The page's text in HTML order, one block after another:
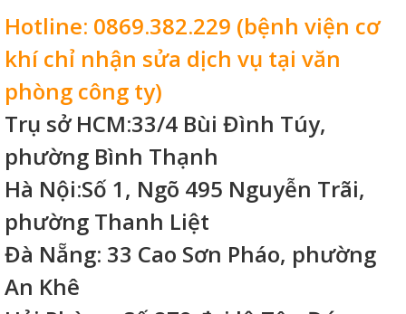
Hotline: 0869.382.229 (bệnh viện cơ
khí chỉ nhận sửa dịch vụ tại văn
phòng công ty)
Trụ sở HCM:33/4 Bùi Đình Túy,
phường Bình Thạnh
Hà Nội:Số 1, Ngõ 495 Nguyễn Trãi,
phường Thanh Liệt
Đà Nẵng: 33 Cao Sơn Pháo, phường
An Khê